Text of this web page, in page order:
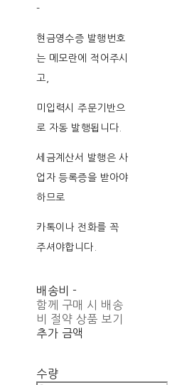
-
현금영수증 발행번호
는 메모란에 적어주시
고,
미입력시 주문기반으
로 자동 발행됩니다.
세금계산서 발행은 사
업자 등록증을 받아야
하므로
카톡이나 전화를 꼭
주셔야합니다.
배송비 -
함께 구매 시 배송
비 절약 상품 보기
추가 금액
수량